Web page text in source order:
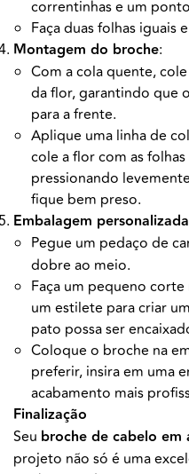
correntinhas e um
Faça duas folhas iguais
Montagem do broche:
Com a cola quente,
da flor, garantindo que
para a frente.
Aplique uma linha de
cole a flor com as
pressionando
fique bem preso.
Embalagem personalizada
Pegue um pedaço de
dobre ao meio.
Faça um pequeno
um estilete para criar
pato possa ser
Coloque o broche na
preferir, insira em uma
acabamento mais
Finalização
Seu broche de cabelo em
projeto não só é uma